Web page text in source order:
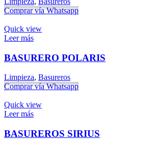
Comprar vía Whatsapp
Quick view
Leer más
BASURERO POLARIS
Limpieza, Basureros
Comprar vía Whatsapp
Quick view
Leer más
BASUREROS SIRIUS